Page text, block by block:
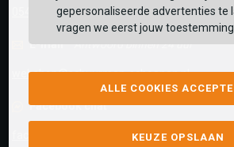
0545-280081
E-mail Antwoord binnen 24 uur
webshop@schuurman-schoenen.nl
Facebook chat
facebook.com/SchuurmanSchoenen
gepersonaliseerde advertenties te
vragen we eerst jouw toestemming.
ALLE COOKIES
KEUZE OPSLAAN